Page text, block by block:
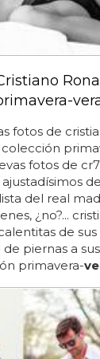
fotos de
fotos de
del real
¿no?...
de
piernas a
primavera-